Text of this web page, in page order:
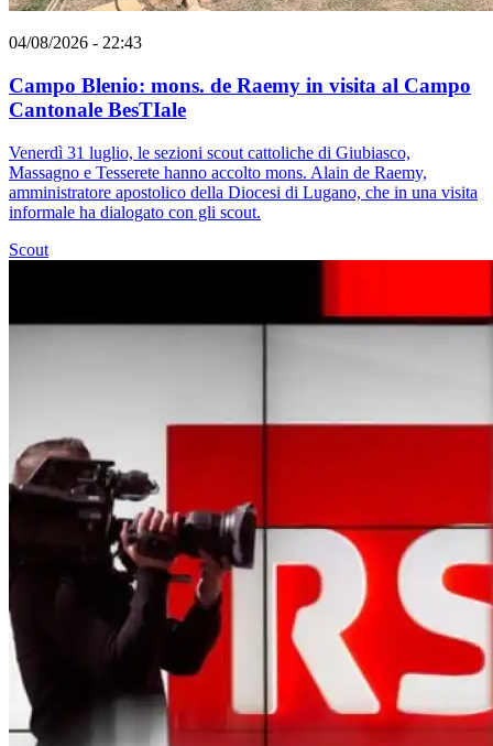
04/08/2026 - 22:43
Campo Blenio: mons. de Raemy in visita al Campo
Cantonale BesTIale
Venerdì 31 luglio, le sezioni scout cattoliche di Giubiasco,
Massagno e Tesserete hanno accolto mons. Alain de Raemy,
amministratore apostolico della Diocesi di Lugano, che in una visita
informale ha dialogato con gli scout.
Scout